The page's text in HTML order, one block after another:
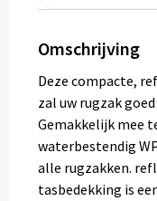
Persoonlijke
Zonnebrillen
EHBO
Verpakkingen
Omschrijving
Deze compacte,
zal uw rugzak
Gemakkelijk mee
waterbestendig
alle rugzakken.
tasbedekking is